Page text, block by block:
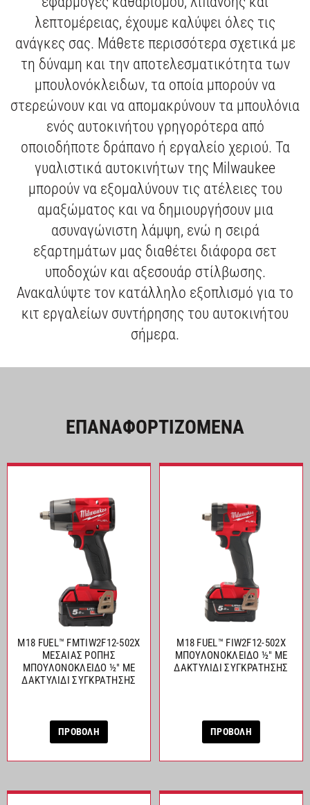
ΜΕΣΑ ΑΤΟΜΙΚΗΣ ΠΡΟΣΤΑΣΙΑΣ
ΕΝΔΥΣΗ
ΕΡΓΑΛΕΙΑ ΧΕΙΡΟΣ
ΕΞΑΡΤΗΜΑΤΑ
ΣΥΜΠΙΕΣΤΕΣ ΕΔΑΦΟΥΣ
ΣΚΥΡΟΔΕΜΑΤΟΣ
ΛΕΙΑΝΣΗ
ΔΟΚΙΜΑΣΤΙΚΑ & ΜΕΤΡΗΣΕΙΣ
ΣΥΝΔΥΑΣΜΟΙ ΕΡΓΑΛΕΙΩΝ
Force Logic
ΡΑΔΙΟΦΩΝΑ & ΗΧΕΙΑ
ΚΑΘΑΡΙΣΜΟΥ ΑΠΟΧΕΤΕΥΣΕΩΝ
ΕΞΑΓΩΓΗΣ ΣΚΟΝΗΣ
ΕΞΕΙΔΙΚΕΥΜΕΝΑ ΕΡΓΑΛΕΙΑ
ΓΩΝΙΑΚΟΙ ΤΡΟΧΟΙ
ΑΛΟΙΦΑΔΟΡΟΙ
ΠΟΛΥΕΡΓΑΛΕΙΑ
ΚΟΦΤΕΣ ΣΩΛΗΝΩΝ ΚΑΙ ΚΑΛΩΔΙΩΝ
ΠΛΑΝΕΣ
ΣΠΑΘΟΣΕΓΕΣ
ΡΟΥΤΕΡ
ΛΑΜΑΡΙΝΟΨΑΛΙΔΑ
ΔΙΣΚΟΠΡΙΟΝΑ ΠΑΓΚΟΥ & ΒΑΣΕΙΣ
ΚΟΦΤΕΣ ΝΤΙΖΩΝ
ΒΙΔΟΛΟΓΟΙ
ΓΡΑΣΑΔΟΡΟΙ
ΚΟΛΛΗΤΗΡΙΑ
ΑΝΑΔΕΥΤΗΡΕΣ
ΤΡΑΒΗΓΜΑ ΚΑΛΩΔΙΩΝ
ΔΟΝΗΤΕΣ ΣΚΥΡΟΔΕΜΑΤΟΣ
ΠΕΡΙΣΤΡΟΦΙΚΑ ΕΡΓΑΛΕΙΑ
ΔΙΑΧΕΙΡΙΣΗΣ ΥΛΙΚΟΥ
ΤΡΙΒΕΙΑ
ΜΠΟΡΝΤΟΥΡΟΨΑΛΙΔΑ
ΦΥΣΗΤΗΡΕΣ
ΠΡΙΟΝΙΑ ΚΛΑΔΕΜΑΤΟΣ
ΜΕΤΑΛΛΙΚΗ ΑΠΟΘΗΚΕΥΣΗ
ΕΝΘΕΤΑ & ΑΝΤΑΠΤΟΡΕΣ
ΖΩΝΕΣ, ΘΗΚΕΣ & ΣΑΚΙΔΙΑ ΠΛΑΤΗΣ
ΚΡΑΝΗ
ΥΠΟΔΗΜΑΤΑ ΑΣΦΑΛΕΙΑΣ
ΨΥΞΗ
ΠΡΙΟΝΙΑ & ΚΟΦΤΕΣ
ΣΥΣΦΙΞΗ
ΣΦΥΡΙΑ & ΕΞΩΛΚΕΙΣ
ΤΡΑΒΗΓΜΑ ΚΑΛΩΔΙΩΝ
ΚΟΠΗ ΚΑΙ ΣΠΕΙΡΟΤΟΜΗΣΗ
ΚΑΡΥΔΑΚΙΑ ΜΕ ΛΑΒΗ Τ
ΡΑΚΟΡΟΚΛΕΙΔΑ
ΔΥΝΑΜΟΚΛΕΙΔΑ
ΜΗΧΑΝΗΣ ΓΚΑΖΟΝ
ΕΞΑΡΤΗΜΑΤΑ ΧΛΟΟΚΟΠΤΙΚΟΥ
ΕΙΔΙΚΩΝ ΕΡΓΑΛΕΙΩΝ
ΠΡΟΣΑΡΤΗΜΑΤΑ
ΑΛΛΑ
ΠΡΟΣΑΡΤΗΜΑΤΑ ΣΥΣΤΗΜΑΤΩΝ
ΚΑΡΦΙΑ ΚΑΙ ΣΥΝΔΕΤΙΚΑ
ΔΙΣΚΟΙ ΓΙΑ ΕΠΙΤΡΑΠΕΖΙΑ ΔΙΣΚΟΠΡΙΟΝΑ
ΔΙΣΚΟΙ ΓΙΑ ΦΑΛΤΣΟΠΡΙΟΝΑ
ΕΞΑΡΤΗΜΑΤΑ ΡΟΥΤΕΡ
ΣΠΕΙΡΩΜΑ ΣΩΛΗΝΩΣΕΩΝ
λεπτομέρειας, έχουμε καλύψει όλες τις
ανάγκες σας. Μάθετε περισσότερα σχετικά με
τη δύναμη και την αποτελεσματικότητα των
μπουλονόκλειδων, τα οποία μπορούν να
στερεώνουν και να απομακρύνουν τα μπουλόνια
ενός αυτοκινήτου γρηγορότερα από
οποιοδήποτε δράπανο ή εργαλείο χεριού. Τα
γυαλιστικά αυτοκινήτων της Milwaukee
μπορούν να εξομαλύνουν τις ατέλειες του
αμαξώματος και να δημιουργήσουν μια
ασυναγώνιστη λάμψη, ενώ η σειρά
εξαρτημάτων μας διαθέτει διάφορα σετ
υποδοχών και αξεσουάρ στίλβωσης.
Ανακαλύψτε τον κατάλληλο εξοπλισμό για το
κιτ εργαλείων συντήρησης του αυτοκινήτου
σήμερα.
ΕΠΑΝΑΦΟΡΤΙΖΟΜΕΝΑ
M18 FUEL™ FMTIW2F12-502X
ΜΕΣΑΙΑΣ ΡΟΠΗΣ
ΜΠΟΥΛΟΝΟΚΛΕΙΔΟ ½″ ΜΕ
ΔΑΚΤΥΛΙΔΙ ΣΥΓΚΡΑΤΗΣΗΣ
ΠΡΟΒΟΛΗ
M18 FUEL™ FIW2F12-502X
ΜΠΟΥΛΟΝΟΚΛΕΙΔΟ ½″ ΜΕ
ΔΑΚΤΥΛΙΔΙ ΣΥΓΚΡΑΤΗΣΗΣ
ΠΡΟΒΟΛΗ